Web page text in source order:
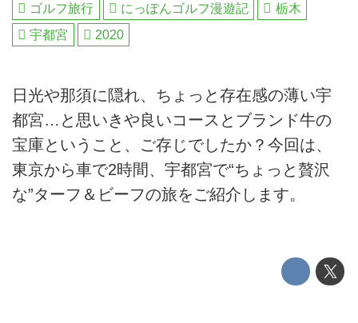
ゴルフ旅行 にっぽんゴルフ漫遊記
栃木
宇都宮
2020
日光や那須に隠れ、ちょっと存在感の薄い宇
都宮…と思いきや良いコースとブランド牛の
宝庫ということ、ご存じでしたか？今回は、
東京から車で2時間、宇都宮で“ちょっと贅沢
な”ターフ＆ビーフの旅をご紹介します。